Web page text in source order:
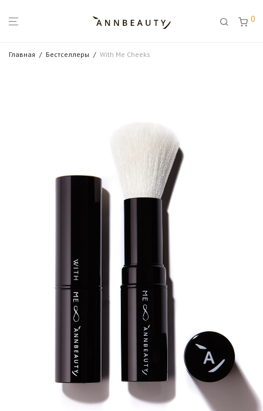
0
Главная / Бестселлеры / With Me Cheeks